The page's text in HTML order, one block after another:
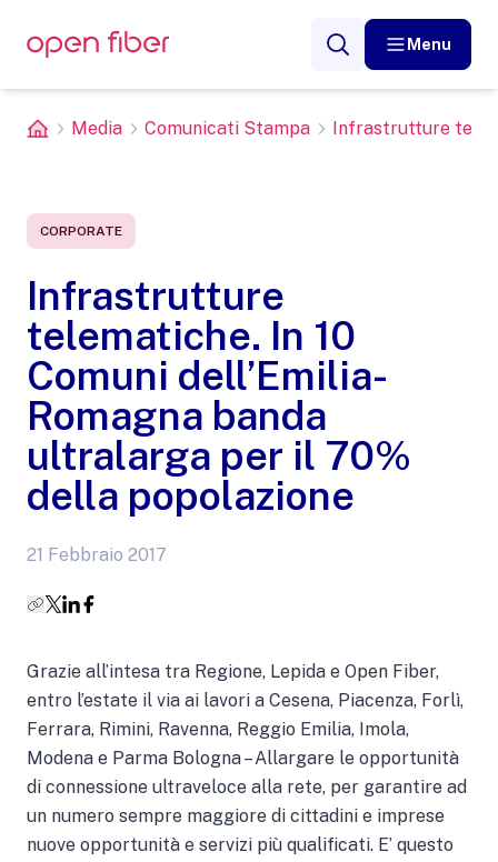
Menu
Media Comunicati Stampa Infrastrutture
CORPORATE
Infrastrutture
telematiche. In 10
Comuni dell’Emilia-
Romagna banda
ultralarga per il 70%
della popolazione
21 Febbraio 2017
Grazie all’intesa tra Regione, Lepida e Open Fiber,
entro l’estate il via ai lavori a Cesena, Piacenza, Forlì,
Ferrara, Rimini, Ravenna, Reggio Emilia, Imola,
Modena e Parma Bologna – Allargare le opportunità
di connessione ultraveloce alla rete, per garantire ad
un numero sempre maggiore di cittadini e imprese
nuove opportunità e servizi più qualificati. E’ questo